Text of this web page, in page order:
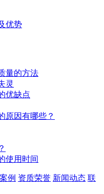
优势
量的方法
灵
优缺点
原因有哪些？
使用时间
例 资质荣誉 新闻动态 联